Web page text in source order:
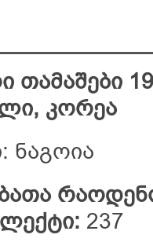
თამაშები
კორეა
ნაგოია
237